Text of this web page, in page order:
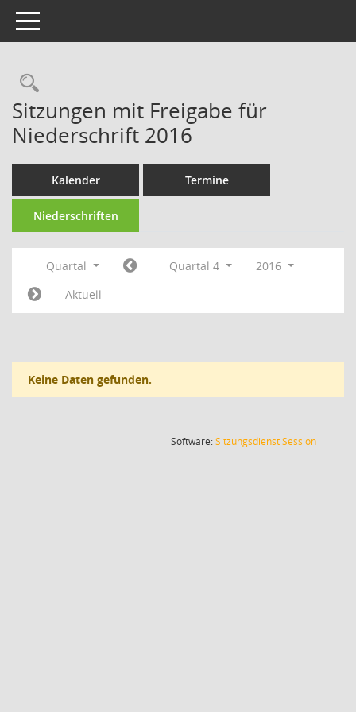
Toggle navigation
Rechercheauswahl
Sitzungen mit Freigabe für
Niederschrift 2016
Kalender Termine
Niederschriften
Quartal Quartal 4
2016
Aktuell
Keine Daten gefunden.
Software:SitzungsdienstSession(Wird in